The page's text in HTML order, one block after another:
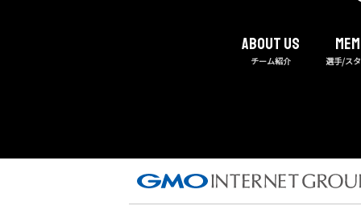
About us
チーム紹介 選手/ス